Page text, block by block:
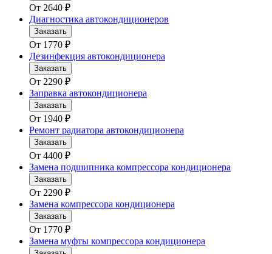
От 2640 ₽
Диагностика автокондиционеров
Заказать
От 1770 ₽
Дезинфекция автокондиционера
Заказать
От 2290 ₽
Заправка автокондиционера
Заказать
От 1940 ₽
Ремонт радиатора автокондиционера
Заказать
От 4400 ₽
Замена подшипника компрессора кондиционера
Заказать
От 2290 ₽
Замена компрессора кондиционера
Заказать
От 1770 ₽
Замена муфты компрессора кондиционера